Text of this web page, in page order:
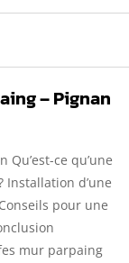
– Pignan
ce qu’une
Installation d’une
pour une
mur parpaing